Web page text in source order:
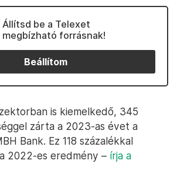
Állítsd be a Telexet
megbízható forrásnak!
Beállítom
is kiemelkedő, 345
zárta a 2023-as évet a
Bank. Ez 118 százalékkal
2022-es eredmény – írja a